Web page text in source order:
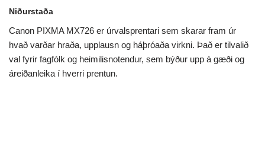
Niðurstaða
Canon PIXMA MX726 er úrvalsprentari sem skarar fram úr
hvað varðar hraða, upplausn og háþróaða virkni. Það er tilvalið
val fyrir fagfólk og heimilisnotendur, sem býður upp á gæði og
áreiðanleika í hverri prentun.